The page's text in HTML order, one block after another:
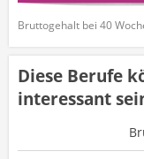
Bruttogehalt bei 40
Diese Berufe
interessant